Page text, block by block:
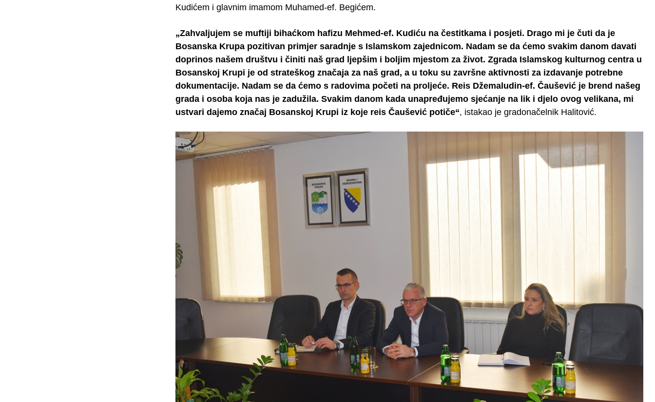
Kudićem i glavnim imamom Muhamed-ef. Begićem.
„Zahvaljujem se muftiji bihaćkom hafizu Mehmed-ef. Kudiću na čestitkama i posjeti. Drago mi je čuti da je
Bosanska Krupa pozitivan primjer saradnje s Islamskom zajednicom. Nadam se da ćemo svakim danom davati
doprinos našem društvu i činiti naš grad ljepšim i boljim mjestom za život. Zgrada Islamskog kulturnog centra u
Bosanskoj Krupi je od strateškog značaja za naš grad, a u toku su završne aktivnosti za izdavanje potrebne
dokumentacije. Nadam se da ćemo s radovima početi na proljeće. Reis Džemaludin-ef. Čaušević je brend našeg
grada i osoba koja nas je zadužila. Svakim danom kada unapređujemo sjećanje na lik i djelo ovog velikana, mi
ustvari dajemo značaj Bosanskoj Krupi iz koje reis Čaušević potiče“, istakao je gradonačelnik Halitović.